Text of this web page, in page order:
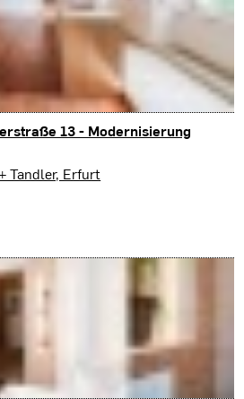
13 - Modernisierung
Tandler, Erfurt